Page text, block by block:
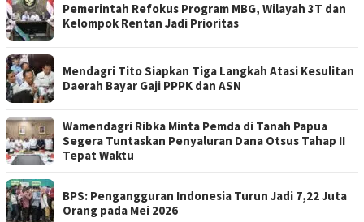
Pemerintah Refokus Program MBG, Wilayah 3T dan
Kelompok Rentan Jadi Prioritas
Mendagri Tito Siapkan Tiga Langkah Atasi Kesulitan
Daerah Bayar Gaji PPPK dan ASN
Wamendagri Ribka Minta Pemda di Tanah Papua
Segera Tuntaskan Penyaluran Dana Otsus Tahap II
Tepat Waktu
BPS: Pengangguran Indonesia Turun Jadi 7,22 Juta
Orang pada Mei 2026